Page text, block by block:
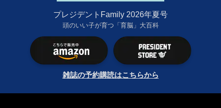
プレジデントFamily 2026年夏号
頭のいい子が育つ「育脳」大百科
雑誌の予約購読はこちらから